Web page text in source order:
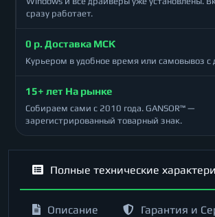
сразу работает.
0 р. Доставка МСК
Курьером в удобное время или самовывоз с
15+ лет На рынке
Собираем сами с 2010 года. GANSOR™ —
зарегистрированный товарный знак.
Полные технические
Описание Гарантия и